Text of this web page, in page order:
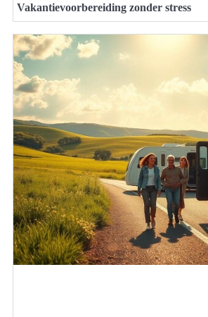
Vakantievoorbereiding zonder stress